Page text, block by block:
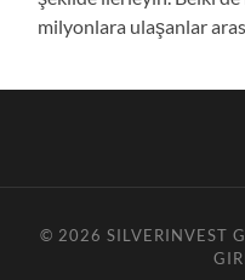
milyonlara ulaşanlar
© 2026 SILVERINVEST